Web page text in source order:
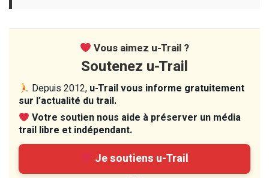
Vous aimez u-Trail ?
Soutenez u-Trail
Depuis 2012, u-Trail vous informe gratuitement
sur l’actualité du trail.
Votre soutien nous aide à préserver un média
trail libre et indépendant.
Je soutiens u-Trail